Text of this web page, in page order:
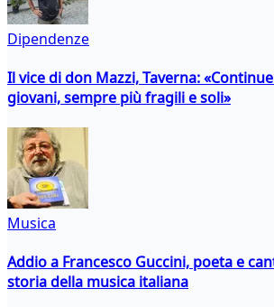
Dipendenze
Il vice di don Mazzi, Taverna:
giovani, sempre più fragili e soli»
Musica
Addio a Francesco Guccini, poeta e
storia della musica italiana